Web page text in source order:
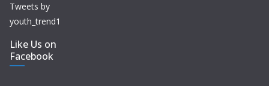
Tweets by
youth_trend1
Like Us on
Facebook